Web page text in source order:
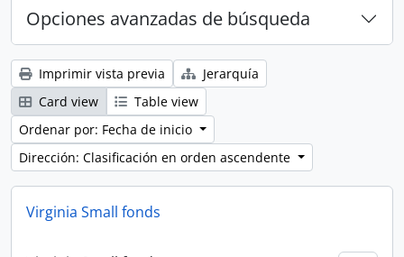
Opciones avanzadas de búsqueda
Imprimir vista previa
Jerarquía
Card view
Table view
Ordenar por: Fecha de inicio
Dirección: Clasificación en orden ascendente
Virginia Small fonds